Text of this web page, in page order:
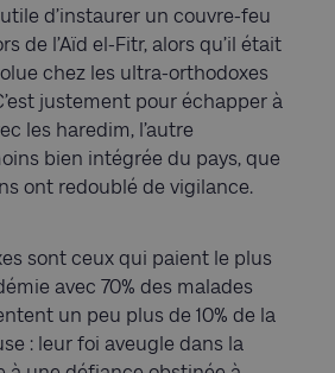
d’instaurer un couvre-feu
de l’Aïd el-Fitr, alors qu’il était
chez les ultra-orthodoxes
justement pour échapper à
les haredim, l’autre
bien intégrée du pays, que
ont redoublé de vigilance.
sont ceux qui paient le plus
avec 70% des malades
un peu plus de 10% de la
: leur foi aveugle dans la